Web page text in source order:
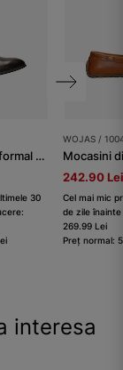
Pantofi maro stil formal bărbați
30
WOJAS /
242.90 Lei
Cel mai mic
de zile
269.99 Lei
Preț normal:
interesa